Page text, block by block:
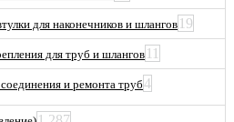
для наконечников и шлангов 19
для труб и шлангов11
и ремонта труб4